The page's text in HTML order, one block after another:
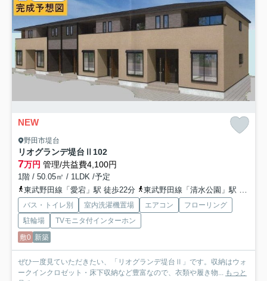
NEW
野田市堤台
リオグランデ堤台Ⅱ 102
7万円 管理/共益費4,100円
1階 / 50.05㎡ / 1LDK /予定
東武野田線「愛宕」駅 徒歩22分
東武野田線「清水公園」駅 徒歩25分
バス・トイレ別 室内洗濯機置場 エアコン
フローリング
駐輪場
TVモニタ付インターホン
敷0 新築
ぜひ一度見ていただきたい、「リオグランデ堤台Ⅱ」です。収納はウォ
ークインクロゼット・床下収納など豊富なので、衣類や履き物... もっと